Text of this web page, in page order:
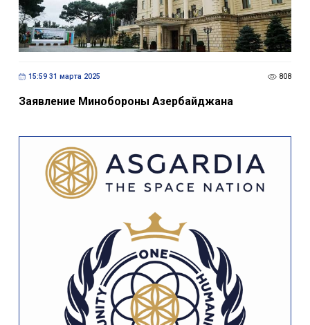
15:59 31 марта 2025 808
Заявление Минобороны Азербайджана